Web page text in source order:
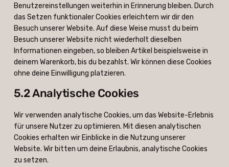
Benutzereinstellungen weiterhin in Erinnerung bleiben. Durch
das Setzen funktionaler Cookies erleichtern wir dir den
Besuch unserer Website. Auf diese Weise musst du beim
Besuch unserer Website nicht wiederholt dieselben
Informationen eingeben, so bleiben Artikel beispielsweise in
deinem Warenkorb, bis du bezahlst. Wir können diese Cookies
ohne deine Einwilligung platzieren.
5.2 Analytische Cookies
Wir verwenden analytische Cookies, um das Website-Erlebnis
für unsere Nutzer zu optimieren. Mit diesen analytischen
Cookies erhalten wir Einblicke in die Nutzung unserer
Website. Wir bitten um deine Erlaubnis, analytische Cookies
zu setzen.